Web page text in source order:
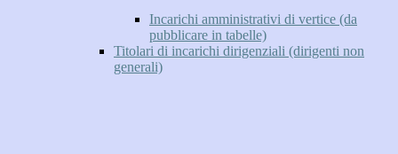
Incarichi amministrativi di vertice (da
pubblicare in tabelle)
Titolari di incarichi dirigenziali (dirigenti non
generali)